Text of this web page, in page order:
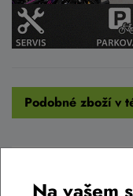
Podobné zboží v